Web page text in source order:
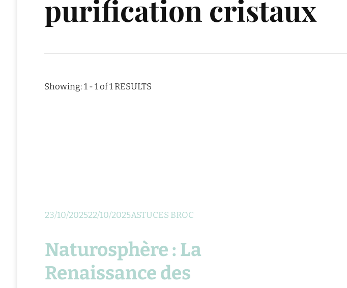
purification cristaux
Showing: 1 - 1 of 1 RESULTS
23/10/202522/10/2025ASTUCES BROC
Naturosphère : La
Renaissance des